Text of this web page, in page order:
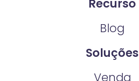
Recurso
Blog
Soluções
Venda